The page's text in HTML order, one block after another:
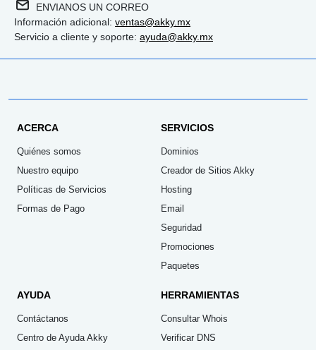
ENVIANOS UN CORREO
Información adicional: ventas@akky.mx
Servicio a cliente y soporte: ayuda@akky.mx
ACERCA
Quiénes somos
Nuestro equipo
Políticas de Servicios
Formas de Pago
SERVICIOS
Dominios
Creador de Sitios Akky
Hosting
Email
Seguridad
Promociones
Paquetes
AYUDA
Contáctanos
Centro de Ayuda Akky
HERRAMIENTAS
Consultar Whois
Verificar DNS